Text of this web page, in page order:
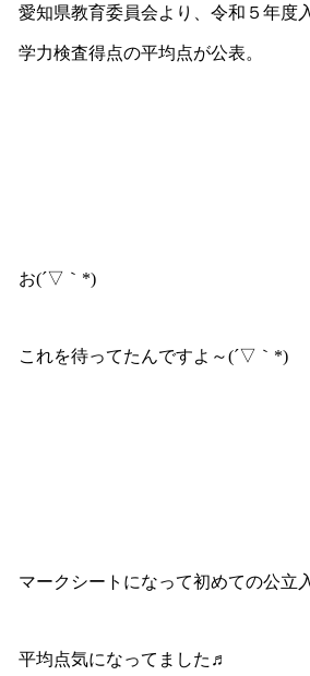
愛知県教育委員会より、令和５年度
学力検査得点の平均点が公表。
お(´▽｀*)
これを待ってたんですよ～(´▽｀*)
マークシートになって初めての公立
平均点気になってました♬